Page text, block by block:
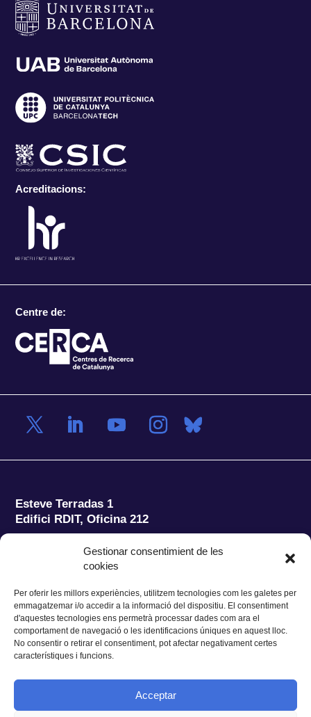
Gestionar consentimient de les
cookies
Per oferir les millors experiències, utilitzem tecnologies com les galetes per
emmagatzemar i/o accedir a la informació del dispositiu. El consentiment
d'aquestes tecnologies ens permetrà processar dades com ara el
comportament de navegació o les identificacions úniques en aquest lloc.
No consentir o retirar el consentiment, pot afectar negativament certes
característiques i funcions.
Acceptar
Acreditacions:
Centre de:
Esteve Terradas 1
Edifici RDIT, Oficina 212
Parc Mediterrani de la Tecnologia (PMT)
del Baix Llobregat – UPC
Tel.:+34 93 280 2088
Fax:+34 93 280 6395
E-mail:ieec@ieec.cat
CONTACTE